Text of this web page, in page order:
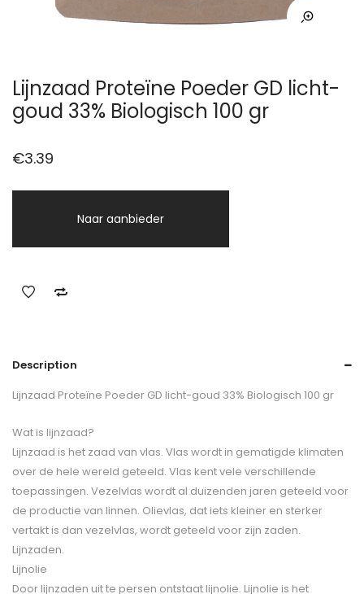
Lijnzaad Proteïne Poeder GD licht-
goud 33% Biologisch 100 gr
€3.39
Naar aanbieder
Description
Lijnzaad Proteïne Poeder GD licht-goud 33% Biologisch 100 gr
Wat is lijnzaad?
Lijnzaad is het zaad van vlas. Vlas wordt in gematigde klimaten
over de hele wereld geteeld. Vlas kent vele verschillende
toepassingen. Vezelvlas wordt al duizenden jaren geteeld voor
de productie van linnen. Olievlas, dat iets kleiner en sterker
vertakt is dan vezelvlas, wordt geteeld voor zijn zaden.
Lijnzaden.
Lijnolie
Door lijnzaden uit te persen ontstaat lijnolie. Lijnolie is het